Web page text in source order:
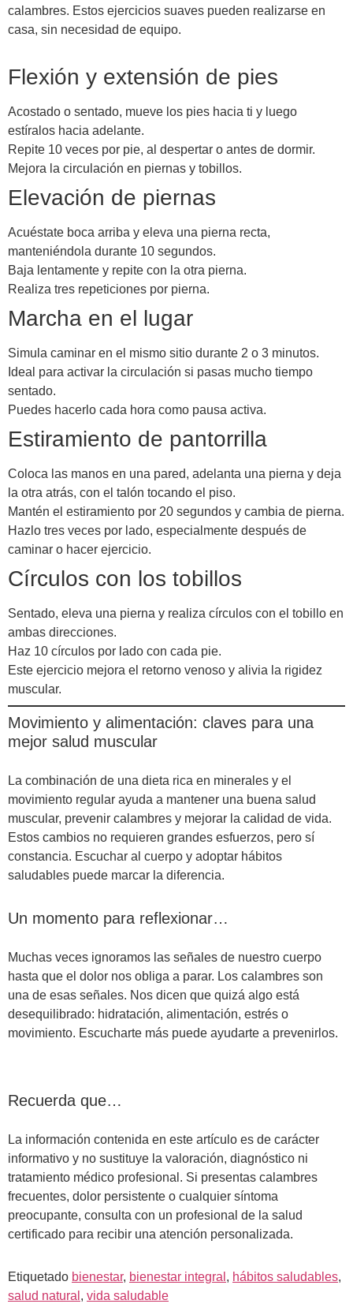
calambres. Estos ejercicios suaves pueden realizarse en
casa, sin necesidad de equipo.
Flexión y extensión de pies
Acostado o sentado, mueve los pies hacia ti y luego
estíralos hacia adelante.
Repite 10 veces por pie, al despertar o antes de dormir.
Mejora la circulación en piernas y tobillos.
Elevación de piernas
Acuéstate boca arriba y eleva una pierna recta,
manteniéndola durante 10 segundos.
Baja lentamente y repite con la otra pierna.
Realiza tres repeticiones por pierna.
Marcha en el lugar
Simula caminar en el mismo sitio durante 2 o 3 minutos.
Ideal para activar la circulación si pasas mucho tiempo
sentado.
Puedes hacerlo cada hora como pausa activa.
Estiramiento de pantorrilla
Coloca las manos en una pared, adelanta una pierna y deja
la otra atrás, con el talón tocando el piso.
Mantén el estiramiento por 20 segundos y cambia de pierna.
Hazlo tres veces por lado, especialmente después de
caminar o hacer ejercicio.
Círculos con los tobillos
Sentado, eleva una pierna y realiza círculos con el tobillo en
ambas direcciones.
Haz 10 círculos por lado con cada pie.
Este ejercicio mejora el retorno venoso y alivia la rigidez
muscular.
Movimiento y alimentación: claves para una
mejor salud muscular
La combinación de una dieta rica en minerales y el
movimiento regular ayuda a mantener una buena salud
muscular, prevenir calambres y mejorar la calidad de vida.
Estos cambios no requieren grandes esfuerzos, pero sí
constancia. Escuchar al cuerpo y adoptar hábitos
saludables puede marcar la diferencia.
Un momento para reflexionar…
Muchas veces ignoramos las señales de nuestro cuerpo
hasta que el dolor nos obliga a parar. Los calambres son
una de esas señales. Nos dicen que quizá algo está
desequilibrado: hidratación, alimentación, estrés o
movimiento. Escucharte más puede ayudarte a prevenirlos.
Recuerda que…
La información contenida en este artículo es de carácter
informativo y no sustituye la valoración, diagnóstico ni
tratamiento médico profesional. Si presentas calambres
frecuentes, dolor persistente o cualquier síntoma
preocupante, consulta con un profesional de la salud
certificado para recibir una atención personalizada.
Etiquetado bienestar, bienestar integral , hábitos saludables,
salud natural , vida saludable